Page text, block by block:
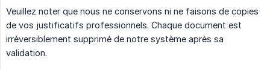
Veuillez noter que nous ne conservons ni ne faisons de copies
de vos justificatifs professionnels. Chaque document est
irréversiblement supprimé de notre système après sa
validation.